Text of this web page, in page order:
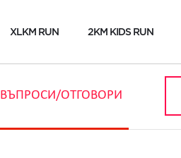
XLKM RUN 2KM KIDS RUN
ВЪПРОСИ/ОТГОВОРИ